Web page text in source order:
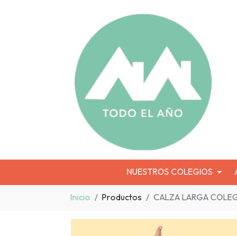
NUESTROS COLEGIOS
Inicio Productos CALZA LARGA